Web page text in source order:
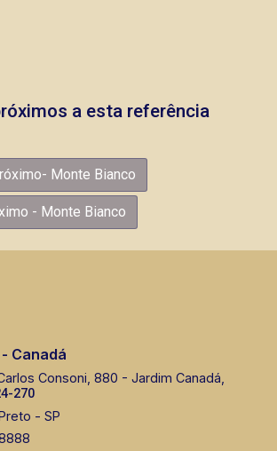
a esta referência
Monte Bianco
- Monte Bianco
Canadá
Consoni, 880 - Jardim Canadá,
270
- SP